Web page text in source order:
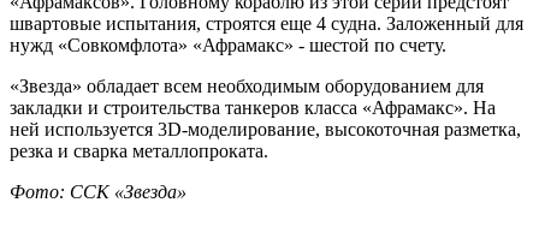
швартовые испытания, строятся еще 4 судна. Заложенный для
нужд «Совкомфлота» «Афрамакс» - шестой по счету.
«Звезда» обладает всем необходимым оборудованием для
закладки и строительства танкеров класса «Афрамакс». На
ней используется 3D-моделирование, высокоточная разметка,
резка и сварка металлопроката.
Фото: ССК «Звезда»